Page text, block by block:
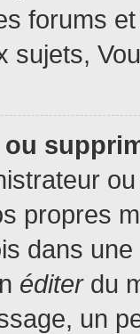
forums
sujets,
propres
dans
éditerdu
un